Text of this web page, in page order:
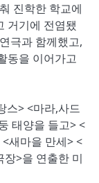
진학한 학교에
거기에 전염됐
극과 함께했고,
동을 이어가고
스> <마라,사드
태양을 들고> <
새마을 만세> <
>을 연출한 미